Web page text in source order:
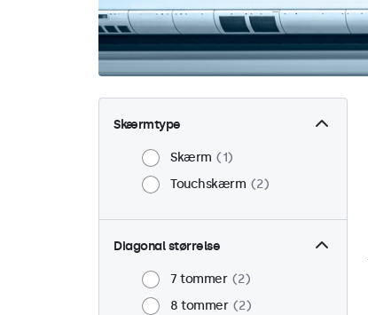
Skærmtype
Skærm
1
Touchskærm
2
Diagonal størrelse
7 tommer
2
8 tommer
2